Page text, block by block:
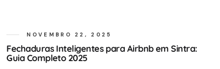
NOVEMBRO 22, 2025
Fechaduras Inteligentes para Airbnb em Sintra:
Guia Completo 2025